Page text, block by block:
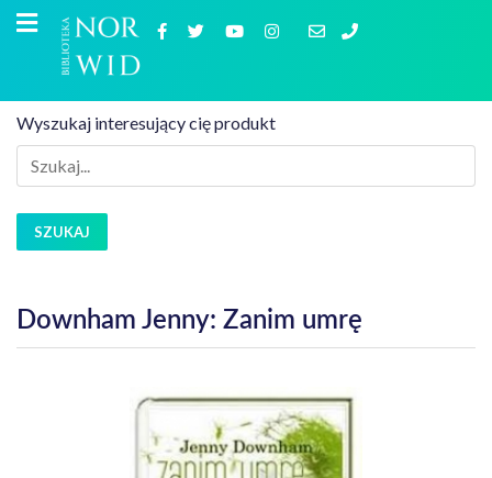
Wyszukaj interesujący cię produkt
SZUKAJ
Downham Jenny: Zanim umrę